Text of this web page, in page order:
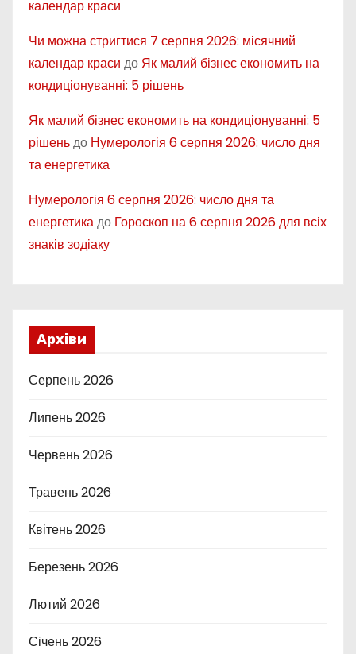
календар краси
Чи можна стригтися 7 серпня 2026: місячний
календар краси до Як малий бізнес економить на
кондиціонуванні: 5 рішень
Як малий бізнес економить на кондиціонуванні: 5
рішеньдо Нумерологія 6 серпня 2026: число дня
та енергетика
Нумерологія 6 серпня 2026: число дня та
енергетикадо Гороскоп на 6 серпня 2026 для всіх
знаків зодіаку
Архіви
Серпень 2026
Липень 2026
Червень 2026
Травень 2026
Квітень 2026
Березень 2026
Лютий 2026
Січень 2026